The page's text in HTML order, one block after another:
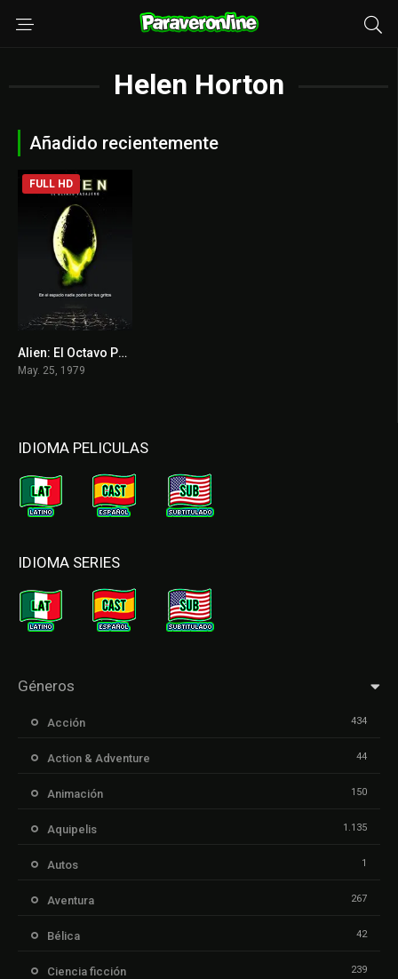
Helen Horton
Añadido recientemente
8.5
FULL HD
Alien: El Octavo Pasajero
May. 25, 1979
IDIOMA PELICULAS
IDIOMA SERIES
Géneros
Acción 434
Action & Adventure 44
Animación 150
Aquipelis 1.135
Autos 1
Aventura 267
Bélica 42
Ciencia ficción 239